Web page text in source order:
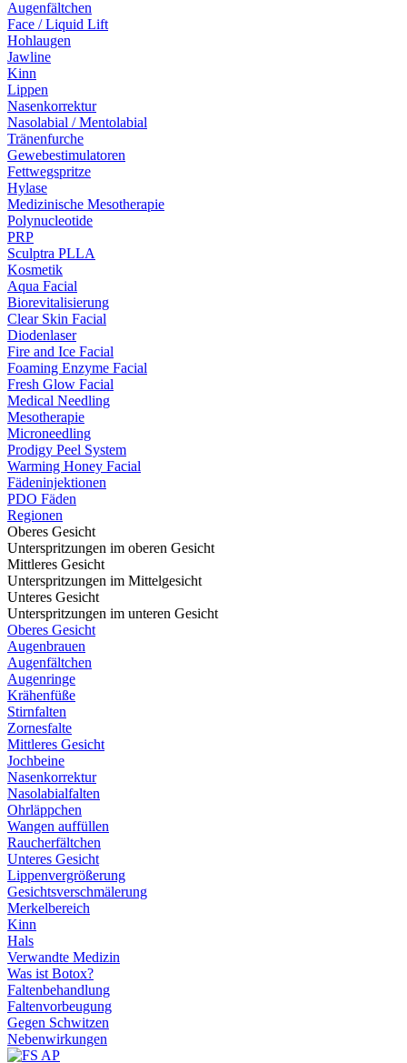
Augenfältchen
Face / Liquid Lift
Hohlaugen
Jawline
Kinn
Lippen
Nasenkorrektur
Nasolabial / Mentolabial
Tränenfurche
Gewebestimulatoren
Fettwegspritze
Hylase
Medizinische Mesotherapie
Polynucleotide
PRP
Sculptra PLLA
Kosmetik
Aqua Facial
Biorevitalisierung
Clear Skin Facial
Diodenlaser
Fire and Ice Facial
Foaming Enzyme Facial
Fresh Glow Facial
Medical Needling
Mesotherapie
Microneedling
Prodigy Peel System
Warming Honey Facial
Fädeninjektionen
PDO Fäden
Regionen
Oberes Gesicht
Unterspritzungen im oberen Gesicht
Mittleres Gesicht
Unterspritzungen im Mittelgesicht
Unteres Gesicht
Unterspritzungen im unteren Gesicht
Oberes Gesicht
Augenbrauen
Augenfältchen
Augenringe
Krähenfüße
Stirnfalten
Zornesfalte
Mittleres Gesicht
Jochbeine
Nasenkorrektur
Nasolabialfalten
Ohrläppchen
Wangen auffüllen
Raucherfältchen
Unteres Gesicht
Lippenvergrößerung
Gesichtsverschmälerung
Merkelbereich
Kinn
Hals
Verwandte Medizin
Was ist Botox?
Faltenbehandlung
Faltenvorbeugung
Gegen Schwitzen
Nebenwirkungen